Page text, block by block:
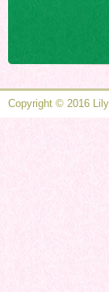
Copyright © 2016